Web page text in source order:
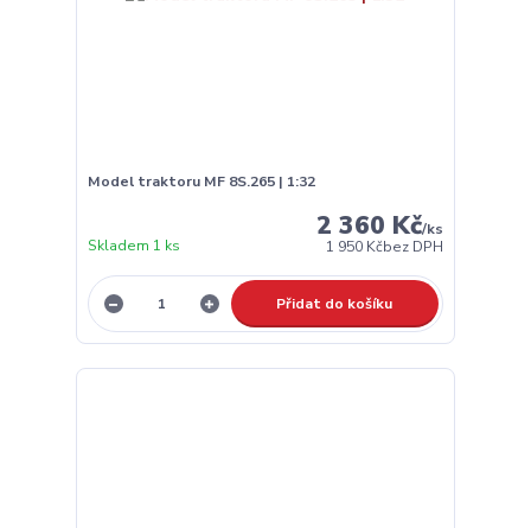
Model traktoru MF 8S.265 | 1:32
2 360 Kč/ks
1 950 Kčbez DPH
Skladem 1 ks
Přidat do košíku